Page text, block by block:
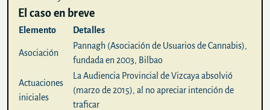
El caso en breve
Elemento Detalles
Asociación
Pannagh (Asociación de Usuarios de Cannabis),
fundada en 2003, Bilbao
Actuaciones
iniciales
La Audiencia Provincial de Vizcaya absolvió
(marzo de 2015), al no apreciar intención de
traficar